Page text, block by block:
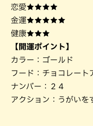
恋愛★★★★
金運★★★★★
健康★★★
【開運ポイント】
カラー：ゴールド
フード：チョコレート
ナンバー：２４
アクション：うがいを